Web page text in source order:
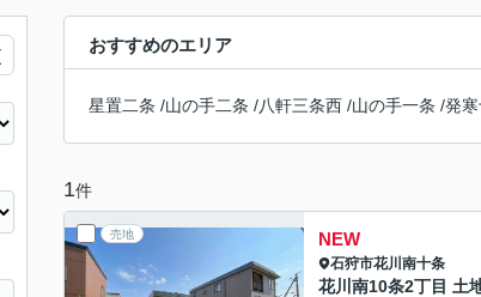
おすすめのエリア
星置二条 /山の手二条 /八軒三条西 /山の手一条 /発
1件
売地 NEW
石狩市花川南十条
花川南10条2丁目 土